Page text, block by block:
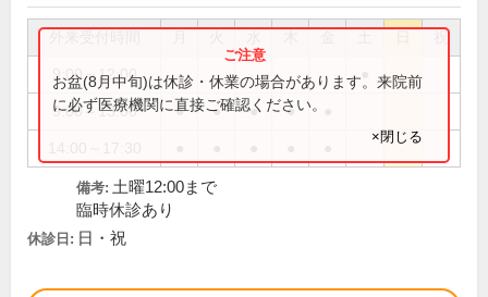
祝
9:00～12:00
9:00～13:00 ● ● ● ●
お盆(8月中旬)は休診・休業の場合があります。来院前
に必ず医療機関に直接ご確認ください。
×閉じる
備考: 土曜12:00まで
臨時休診あり
休診日: 日・祝